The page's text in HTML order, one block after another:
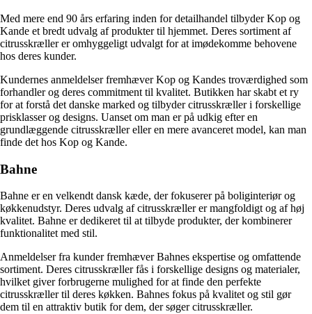
Med mere end 90 års erfaring inden for detailhandel tilbyder Kop og
Kande et bredt udvalg af produkter til hjemmet. Deres sortiment af
citrusskræller er omhyggeligt udvalgt for at imødekomme behovene
hos deres kunder.
Kundernes anmeldelser fremhæver Kop og Kandes troværdighed som
forhandler og deres commitment til kvalitet. Butikken har skabt et ry
for at forstå det danske marked og tilbyder citrusskræller i forskellige
prisklasser og designs. Uanset om man er på udkig efter en
grundlæggende citrusskræller eller en mere avanceret model, kan man
finde det hos Kop og Kande.
Bahne
Bahne er en velkendt dansk kæde, der fokuserer på boliginteriør og
køkkenudstyr. Deres udvalg af citrusskræller er mangfoldigt og af høj
kvalitet. Bahne er dedikeret til at tilbyde produkter, der kombinerer
funktionalitet med stil.
Anmeldelser fra kunder fremhæver Bahnes ekspertise og omfattende
sortiment. Deres citrusskræller fås i forskellige designs og materialer,
hvilket giver forbrugerne mulighed for at finde den perfekte
citrusskræller til deres køkken. Bahnes fokus på kvalitet og stil gør
dem til en attraktiv butik for dem, der søger citrusskræller.